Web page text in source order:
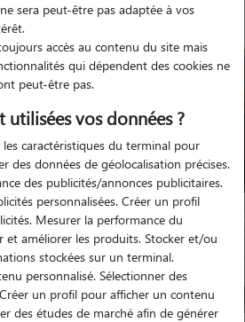
sera peut-être pas adaptée à vos
accès au contenu du site mais
qui dépendent des cookies ne
peut-être pas.
utilisées vos données ?
caractéristiques du terminal pour
des données de géolocalisation précises.
des publicités/annonces publicitaires.
personnalisées. Créer un profil
Mesurer la performance du
et améliorer les produits. Stocker et/ou
stockées sur un terminal.
personnalisé. Sélectionner des
un profil pour afficher un contenu
des études de marché afin de générer